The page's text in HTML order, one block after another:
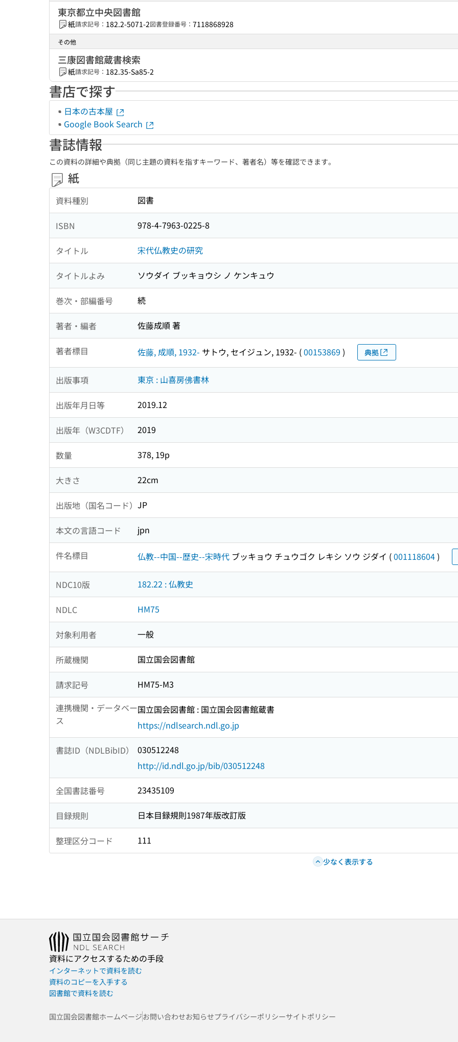
東京都立中央図書館
紙請求記号： 182.2-5071-2図書登録番号： 7118868928
その他
三康図書館蔵書検索
紙請求記号： 182.35-Sa85-2
書店で探す
日本の古本屋
Google Book Search
書誌情報
この資料の詳細や典拠（同じ主題の資料を指すキーワード、著者名）等を確認できます。
紙
資料種別 図書
ISBN 978-4-7963-0225-8
タイトル 宋代仏教史の研究
タイトルよみ ソウダイ ブッキョウシ ノ ケンキュウ
巻次・部編番号 続
著者・編者 佐藤成順 著
著者標目 佐藤, 成順, 1932- サトウ, セイジュン, 1932- (00153869 ) 典拠
出版事項 東京 : 山喜房佛書林
出版年月日等 2019.12
出版年（W3CDTF） 2019
数量 378, 19p
大きさ 22cm
出版地（国名コード） JP
本文の言語コード jpn
件名標目 仏教--中国--歴史--宋時代 ブッキョウ チュウゴク レキシ ソウ ジダイ (001118604)
NDC10版 182.22 : 仏教史
NDLC HM75
対象利用者 一般
所蔵機関 国立国会図書館
請求記号
HM75-M3
連携機関・データベー
ス
国立国会図書館 : 国立国会図書館蔵書
https://ndlsearch.ndl.go.jp
書誌ID（NDLBibID）
030512248
http://id.ndl.go.jp/bib/030512248
全国書誌番号 23435109
目録規則 日本目録規則1987年版改訂版
整理区分コード 111
少なく表示する
資料にアクセスするための手段
インターネットで資料を読む
資料のコピーを入手する
図書館で資料を読む
国立国会図書館ホームページお問い合わせお知らせプライバシーポリシーサイトポリシー